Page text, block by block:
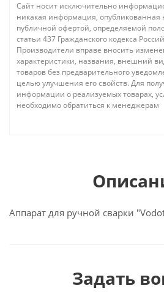
Сайт носит исключительно
никакая информация, опубликованная
публичной офертой, определяемой
статьи 437 Гражданского кодекса
Производители вправе вносить
характеристики, названия, внешний
товаров без предварительного
целью улучшения его свойств. Для
информации о реализуемых товарах,
необходимо обратиться к менеджерам
Аппарат для ручной сварки
Задать